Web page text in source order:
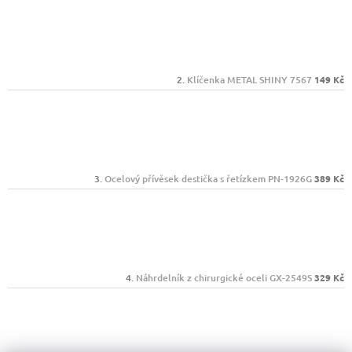
Klíčenka METAL SHINY 7567 149 Kč
Ocelový přívěsek destička s řetízkem PN-1926G389 Kč
Náhrdelník z chirurgické oceli GX-2549S329 Kč